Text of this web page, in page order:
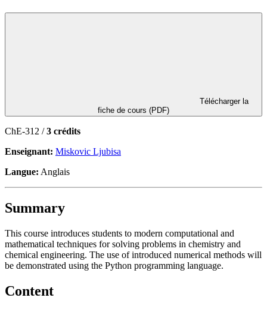
fiche de cours (PDF)
ChE-312 /3 crédits
Enseignant: Miskovic Ljubisa
Langue: Anglais
Summary
This course introduces students to modern computational and
mathematical techniques for solving problems in chemistry and
chemical engineering. The use of introduced numerical methods will
be demonstrated using the Python programming language.
Content